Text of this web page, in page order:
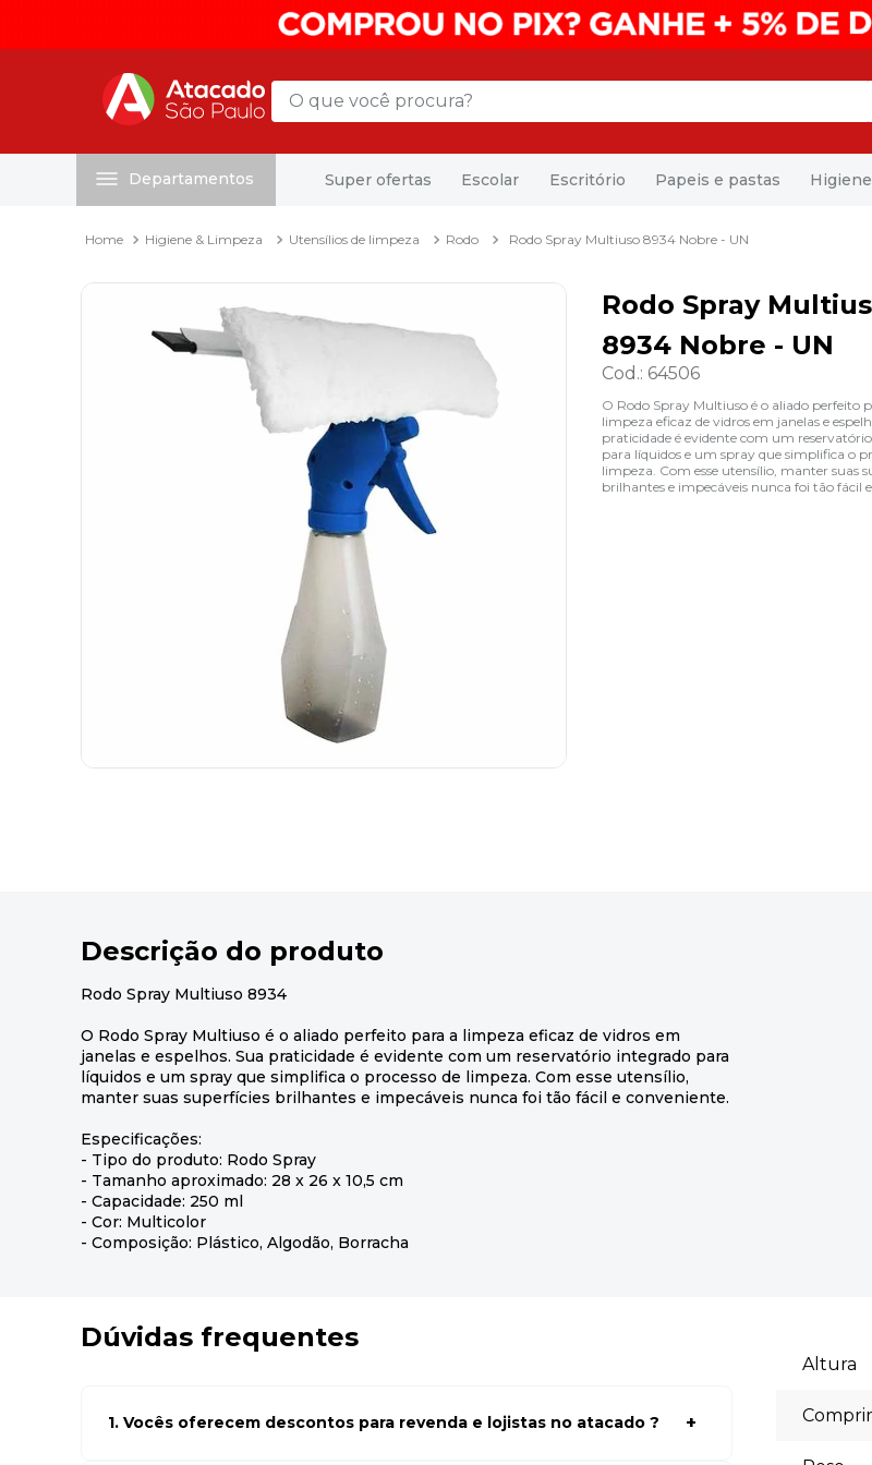
O que você procura?
Departamentos Super ofertas Escolar Escritório Papeis e pastas
Higiene & Limpeza Utensílios de limpeza Rodo Rodo Spray Multiuso 8934 Nobre - UN
Rodo Spray
8934 Nobre - UN
Cod.: 64506
O Rodo Spray Multiuso é o aliado perfeito
limpeza eficaz de vidros em janelas e
praticidade é evidente com um
para líquidos e um spray que simplifica o
limpeza. Com esse utensílio, manter suas
brilhantes e impecáveis nunca foi tão fácil
Descrição do produto
Rodo Spray Multiuso 8934
O Rodo Spray Multiuso é o aliado perfeito para a limpeza eficaz de vidros em
janelas e espelhos. Sua praticidade é evidente com um reservatório integrado para
líquidos e um spray que simplifica o processo de limpeza. Com esse utensílio,
manter suas superfícies brilhantes e impecáveis nunca foi tão fácil e conveniente.
Especificações:
- Tipo do produto: Rodo Spray
- Tamanho aproximado: 28 x 26 x 10,5 cm
- Capacidade: 250 ml
- Cor: Multicolor
- Composição: Plástico, Algodão, Borracha
Dúvidas frequentes
1. Vocês oferecem descontos para revenda e lojistas no atacado ?
Altura
papel toalha